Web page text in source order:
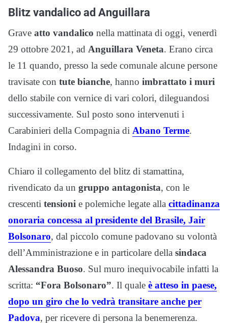
Blitz vandalico ad Anguillara
Grave atto vandalico nella mattinata di oggi, venerdì
29 ottobre 2021, ad Anguillara Veneta. Erano circa
le 11 quando, presso la sede comunale alcune persone
travisate con tute bianche, hanno imbrattato i muri
dello stabile con vernice di vari colori, dileguandosi
successivamente. Sul posto sono intervenuti i
Carabinieri della Compagnia di Abano Terme.
Indagini in corso.
Chiaro il collegamento del blitz di stamattina,
rivendicato da un gruppo antagonista, con le
crescenti tensioni e polemiche legate alla cittadinanza
onoraria concessa al presidente del Brasile, Jair
Bolsonaro, dal piccolo comune padovano su volontà
dell’Amministrazione e in particolare della sindaca
Alessandra Buoso. Sul muro inequivocabile infatti la
scritta: “Fora Bolsonaro”. Il quale è atteso in paese,
dopo un giro che lo vedrà transitare anche per
Padova, per ricevere di persona la benemerenza.